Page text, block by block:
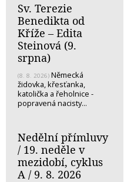
Sv. Terezie
Benedikta od
Kříže – Edita
Steinová (9.
srpna)
(8. 8. 2026) Německá
židovka, křesťanka,
katolička a řeholnice -
popravená nacisty...
Nedělní přímluvy
/ 19. neděle v
mezidobí, cyklus
A / 9. 8. 2026